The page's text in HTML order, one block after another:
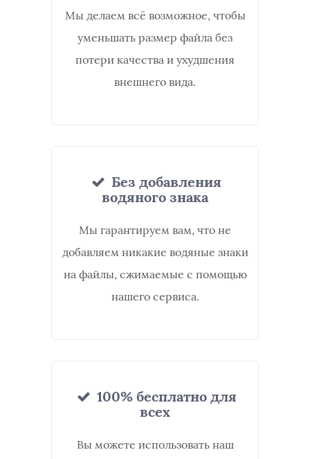
Мы делаем всё возможное, чтобы
уменьшать размер файла без
потери качества и ухудшения
внешнего вида.
Без добавления
водяного знака
Мы гарантируем вам, что не
добавляем никакие водяные знаки
на файлы, сжимаемые с помощью
нашего сервиса.
100% бесплатно для
всех
Вы можете использовать наш